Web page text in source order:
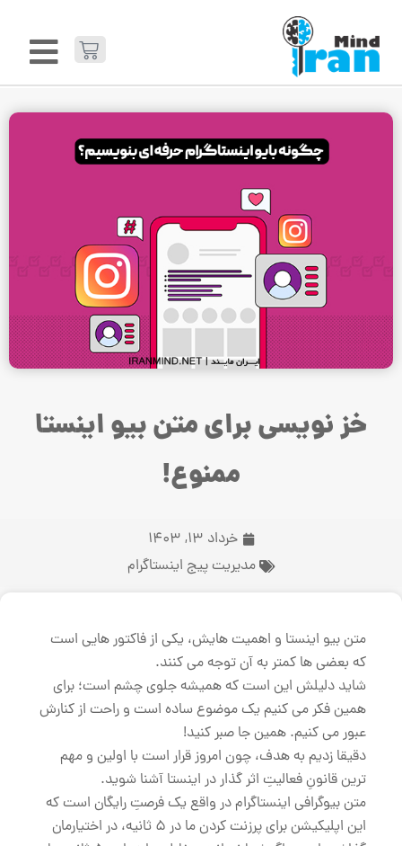
خز نویسی برای متن بیو اینستا
ممنوع!
خرداد 13, 1403
مدیریت پیج اینستاگرام
متن بیو اینستا و اهمیت هایش، یکی از فاکتور هایی است
که بعضی ها کمتر به آن توجه می کنند.
شاید دلیلش این است که همیشه جلوی چشم است؛ برای
همین فکر می کنیم یک موضوع ساده است و راحت از کنارش
عبور می کنیم. همین جا صبر کنید!
دقیقا زدیم به هدف، چون امروز قرار است با اولین و مهم
ترین قانونِ فعالیتِ اثر گذار در اینستا آشنا شوید.
متن بیوگرافی اینستاگرام در واقع یک فرصتِ رایگان است که
این اپلیکیشن برای پرزنت کردن ما در 5 ثانیه، در اختیارمان